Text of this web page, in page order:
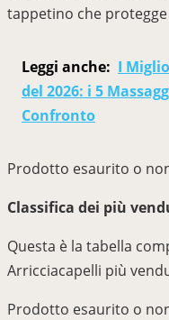
tappetino che
Leggi anche: I
del 2026: i 5
Confronto
Prodotto esaurito o
Classifica dei più
Questa è la tabella
Arricciacapelli più
Prodotto esaurito o